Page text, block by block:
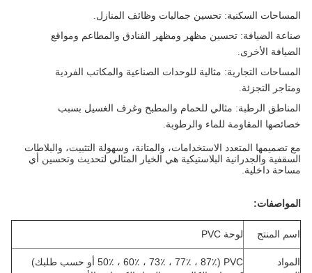
المساحات السكنية: تحسين جماليات وظائف المنازل.
صناعة الضيافة: تحسين مظهر ومظهر الفنادق والمطاعم ومواقع
الضيافة الأخرى.
المساحات التجارية: مثالية للوحدات الصناعية والمكاتب الفردية
ومتاجر التجزئة.
المناطق الرطبة: مثالي للحمام والمطبخ وغرف الغسيل بسبب
خصائصها المقاومة للماء والرطوبة.
مع تصميمها المتعدد الاستخدامات، والمتانة، وسهولة التثبيت، والبلاطات
السقفية والجدرانية البلاستيكية هي الخيار المثالي لتحديث وتحسين أي
مساحة داخلية.
المواصفات:
اسم المنتج لوحة PVC
المواد
PVC (50٪ ، 60٪ ، 73٪ ، 77٪ ، 87٪ أو حسب طلبك)